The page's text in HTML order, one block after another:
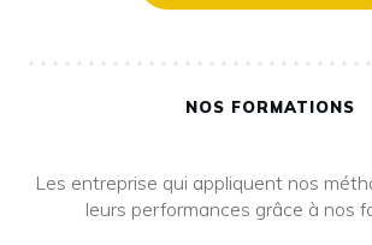
NOS FORMATIONS
Les entreprise qui appliquent nos
leurs performances grâce à nos